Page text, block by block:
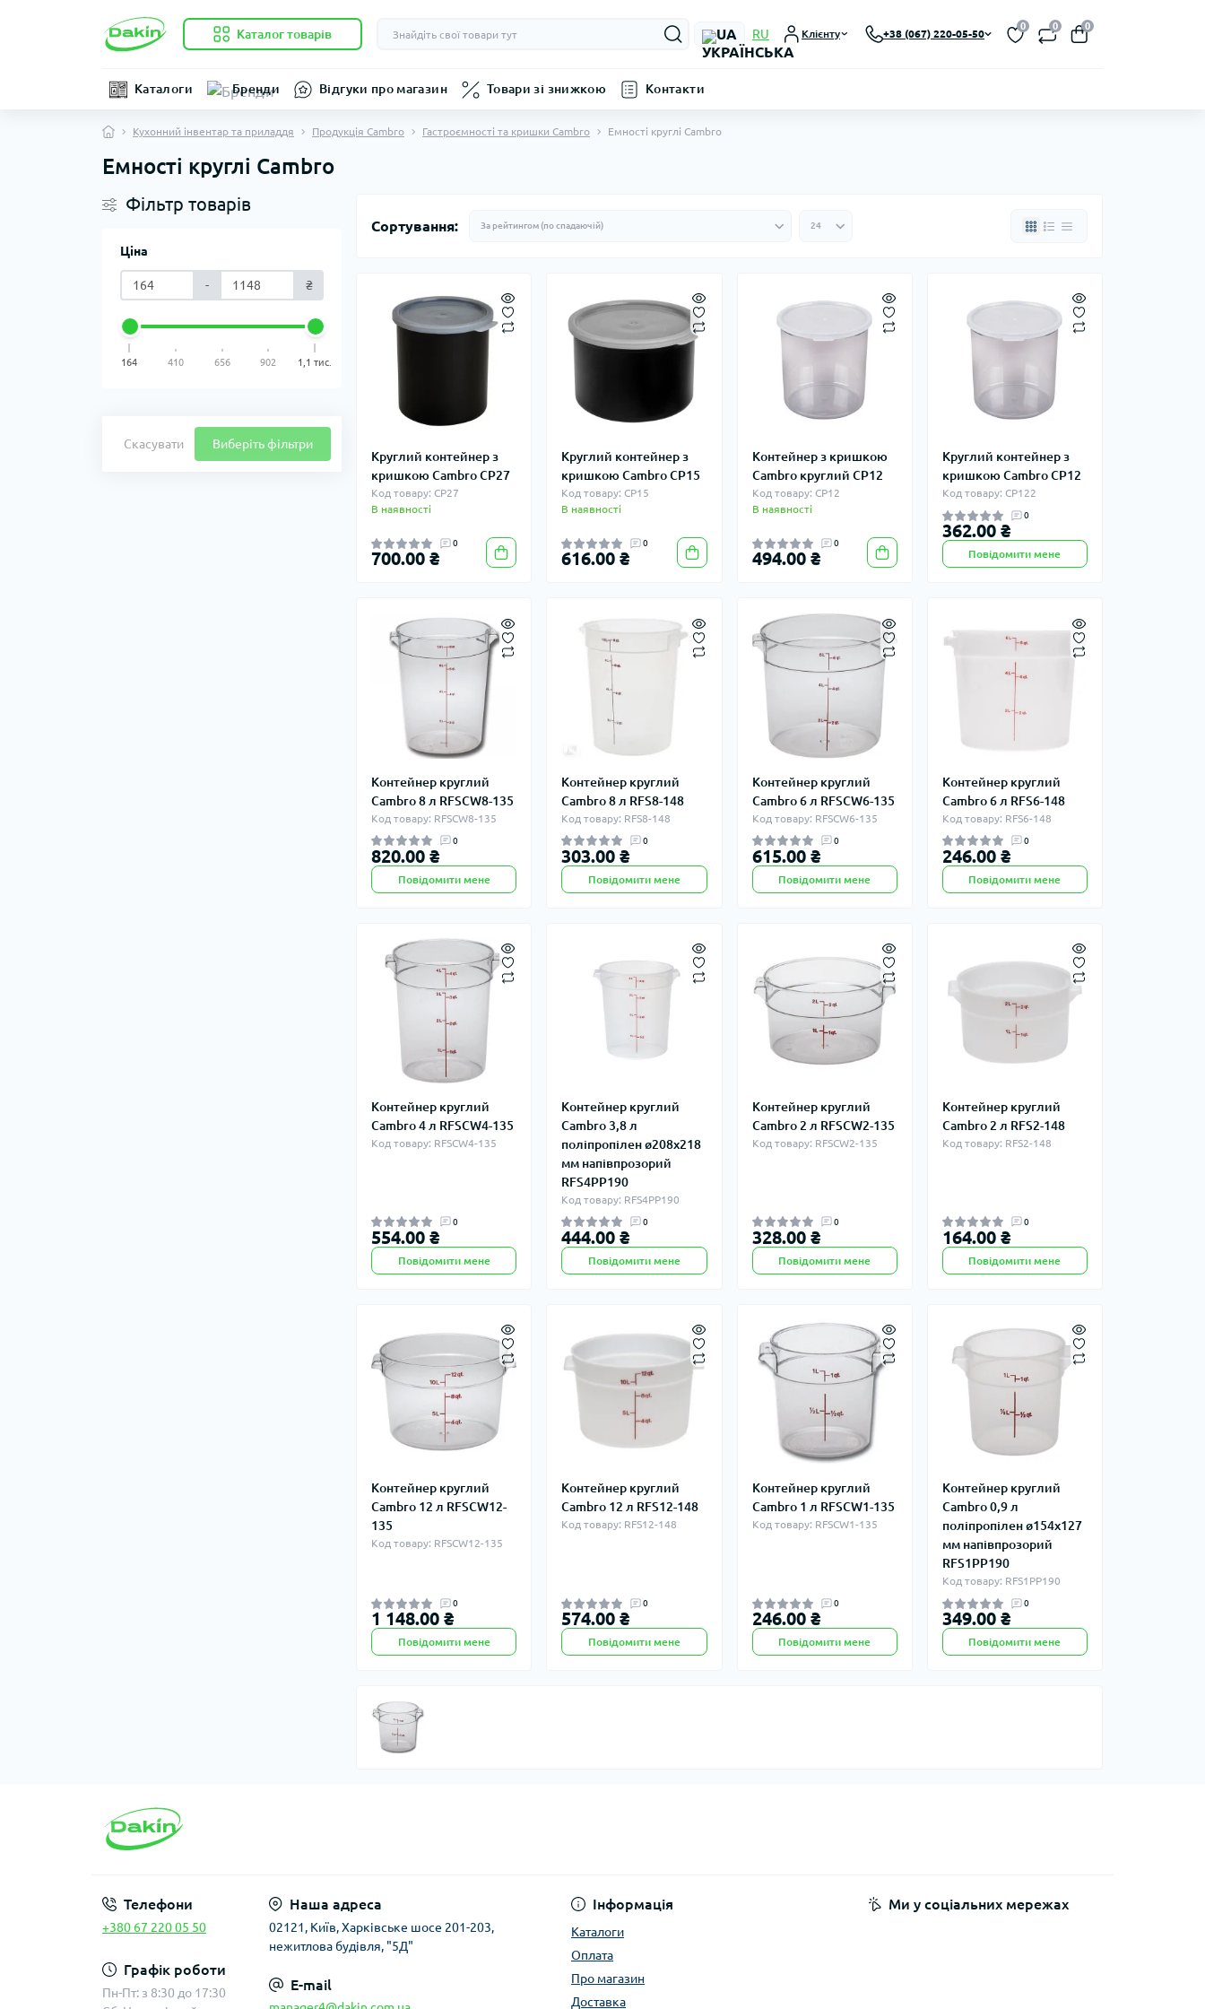
Каталог товарів UA RU Клієнту +38 (067) 220-05-50
0 0 0
Каталоги Бренди Відгуки про магазин Товари зі знижкою Контакти
Кухонний інвентар та приладдя Продукція Cambro Гастроємності та кришки Cambro Емності круглі Cambro
Емності круглі Cambro
Фільтр товарів
Ціна
- ₴
164 410 656 902 1,1 тис.
Скасувати Виберіть фільтри
Сортування:
Круглий контейнер з
кришкою Cambro CP27
Код товару: CP27
В наявності
0
700.00 ₴
Круглий контейнер з
кришкою Cambro CP15
Код товару: CP15
В наявності
0
616.00 ₴
Контейнер з кришкою
Cambro круглий CP12
Код товару: CP12
В наявності
0
494.00 ₴
Круглий контейнер з
кришкою Cambro CP12
Код товару: CP122
0
362.00 ₴
Повідомити мене
Контейнер круглий
Cambro 8 л RFSCW8-135
Код товару: RFSCW8-135
0
820.00 ₴
Повідомити мене
Контейнер круглий
Cambro 8 л RFS8-148
Код товару: RFS8-148
0
303.00 ₴
Повідомити мене
Контейнер круглий
Cambro 6 л RFSCW6-135
Код товару: RFSCW6-135
0
615.00 ₴
Повідомити мене
Контейнер круглий
Cambro 6 л RFS6-148
Код товару: RFS6-148
0
246.00 ₴
Повідомити мене
Контейнер круглий
Cambro 4 л RFSCW4-135
Код товару: RFSCW4-135
0
554.00 ₴
Повідомити мене
Контейнер круглий
Cambro 3,8 л
поліпропілен ø208х218
мм напівпрозорий
RFS4PP190
Код товару: RFS4PP190
0
444.00 ₴
Повідомити мене
Контейнер круглий
Cambro 2 л RFSCW2-135
Код товару: RFSCW2-135
0
328.00 ₴
Повідомити мене
Контейнер круглий
Cambro 2 л RFS2-148
Код товару: RFS2-148
0
164.00 ₴
Повідомити мене
Контейнер круглий
Cambro 12 л RFSCW12-
135
Код товару: RFSCW12-135
0
1 148.00 ₴
Повідомити мене
Контейнер круглий
Cambro 12 л RFS12-148
Код товару: RFS12-148
0
574.00 ₴
Повідомити мене
Контейнер круглий
Cambro 1 л RFSCW1-135
Код товару: RFSCW1-135
0
246.00 ₴
Повідомити мене
Контейнер круглий
Cambro 0,9 л
поліпропілен ø154х127
мм напівпрозорий
RFS1PP190
Код товару: RFS1PP190
0
349.00 ₴
Повідомити мене
Телефони
+380 67 220 05 50
Графік роботи
Пн-Пт: з 8:30 до 17:30
Наша адреса
02121, Київ, Харківське шосе 201-203,
нежитлова будівля, "5Д"
E-mail
Інформація
Каталоги
Оплата
Про магазин
Доставка
Ми у соціальних мережах